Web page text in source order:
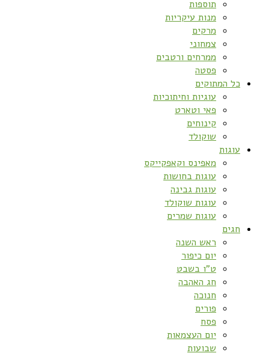
תוספות
מנות עיקריות
מרקים
צמחוני
ממרחים ורטבים
פסטה
כל המתוקים
עוגיות וחיתוכיות
פאי וטארט
קינוחים
שוקולד
עוגות
מאפינס וקאפקייקס
עוגות בחושות
עוגות גבינה
עוגות שוקולד
עוגות שמרים
חגים
ראש השנה
יום כיפור
ט”ו בשבט
חג האהבה
חנוכה
פורים
פסח
יום העצמאות
שבועות